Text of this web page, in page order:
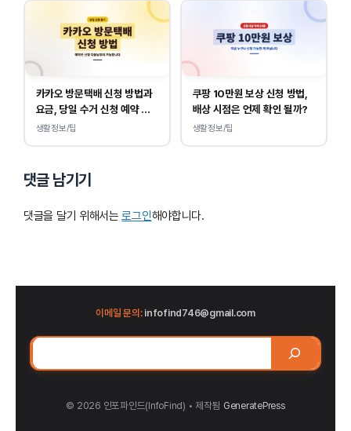
카카오 방문택배 신청 방법과
요금, 당일 수거 신청 예약 안
내
생활정보/팁
쿠팡 10만원 보상 신청 방법,
배상 시점은 언제 확인 될까?
생활정보/팁
댓글 남기기
댓글을 달기 위해서는로그인해야합니다.
이메일 문의:infofind746@gmail.com
검
© 2026 인포파인드(InfoFind)​​​​ • 제작됨 GeneratePress